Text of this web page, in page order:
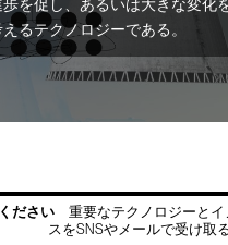
を促し、あるいは大きな変化
るテクノロジーである。
ださい
重要なテクノロジーと
スをSNSやメールで受け取